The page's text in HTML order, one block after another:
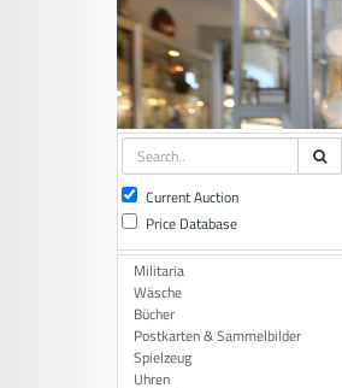
Current Auction
Price Database
Militaria
Wäsche
Bücher
Postkarten & Sammelbilder
Spielzeug
Uhren